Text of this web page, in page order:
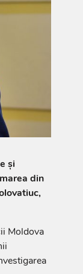
și
din
Moldova